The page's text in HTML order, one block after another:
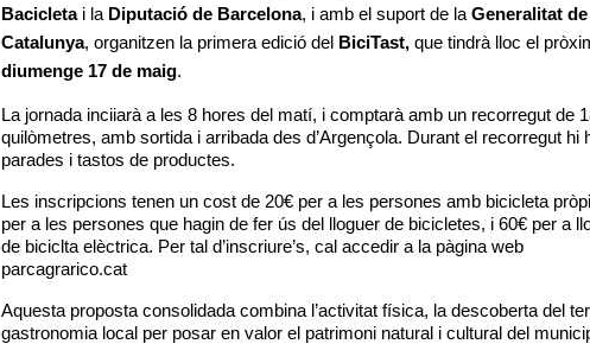
Bacicleta i la Diputació de Barcelona, i amb el suport de la Generalitat de
Catalunya, organitzen la primera edició del BiciTast, que tindrà lloc el
diumenge 17 de maig.
La jornada inciiarà a les 8 hores del matí, i comptarà amb un recorregut de
quilòmetres, amb sortida i arribada des d’Argençola. Durant el recorregut hi
parades i tastos de productes.
Les inscripcions tenen un cost de 20€ per a les persones amb bicicleta
per a les persones que hagin de fer ús del lloguer de bicicletes, i 60€ per a
de biciclta elèctrica. Per tal d’inscriure’s, cal accedir a la pàgina web
parcagrarico.cat
Aquesta proposta consolidada combina l’activitat física, la descoberta del
gastronomia local per posar en valor el patrimoni natural i cultural del